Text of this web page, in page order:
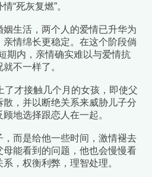
“死灰复燃”。
生活，两个人的爱情已升华为
情绵长更稳定。在这个阶段倘
期内，亲情确实难以与爱情抗
不一样了。
了才接触几个月的女孩，即使父
，并以断绝关系来威胁儿子分
地选择跟恋人在一起。
而是给他一些时间，激情褪去
能看到的问题，他也会慢慢看
，权衡利弊，理智处理。